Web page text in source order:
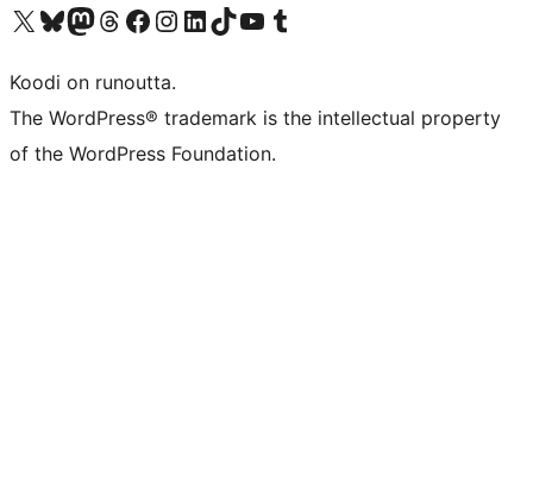
Visit our X (formerly Twitter) account
Visit our Bluesky account
Visit our Mastodon account
Visit our Threads account
Visit our Facebook page
Visit our Instagram account
Visit our LinkedIn account
Visit our TikTok account
Näytä YouTube-kanava
Visit our Tumblr account
Koodi on runoutta.
The WordPress® trademark is the intellectual property
of the WordPress Foundation.